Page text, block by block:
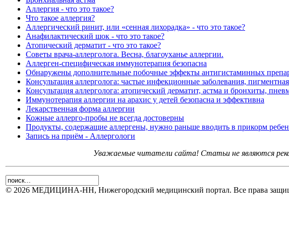
Аллергия - что это такое?
Что такое аллергия?
Аллергический ринит, или «сенная лихорадка» - что это такое?
Анафилактический шок - что это такое?
Атопический дерматит - что это такое?
Советы врача-аллерголога. Весна, благоуханье аллергии.
Аллерген-специфическая иммунотерапия безопасна
Обнаружены дополнительные побочные эффекты антигистаминных
Консультация аллерголога: частые инфекционные заболевания,
Консультация аллерголога: атопический дерматит, астма и бронхиты,
Иммунотерапия аллергии на арахис у детей безопасна и эффективна
Лекарственная форма аллергии
Кожные аллерго-пробы не всегда достоверны
Продукты, содержащие аллергены, нужно раньше вводить в прикорм
Запись на приём - Аллергологи
Уважаемые читатели сайта! Статьи не являются
© 2026 МЕДИЦИНА-НН, Нижегородский медицинский портал. Все права